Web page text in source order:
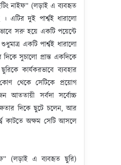
নাইফ” (লড়াই এ ব্যবহৃত
এটির দুই পার্শ্বই ধারালো
সরু হয়ে একটি পয়েন্টে
একটি পার্শ্বই ধারালো
সুচালো প্রান্ত একদিকে
কার্যকরভাবে ব্যবহার
থেকে সেটিকে প্রয়োগ
সর্বদা সর্বোচ্চ
দিকে ছুটে চলেন, আর
কাটতে অক্ষম সেটি আসলে
(লড়াই এ ব্যবহৃত ছুরি)